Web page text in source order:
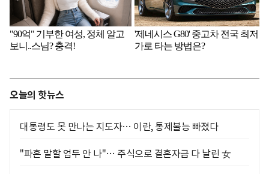
오늘의 핫뉴스
대통령도 못 만나는 지도자… 이란, 통제불능 빠졌다
"파혼 말할 엄두 안 나"… 주식으로 결혼자금 다 날린 女